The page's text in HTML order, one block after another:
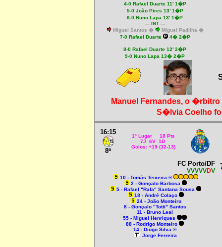
4-0 Rafael Duarte 11' 1�P
5-0 João Pires 13' 1�P
6-0 Nuno Lapa 13' 1�P
--- INT ---
Miguel Santos �
Miguel Padilha �
7-0 Rafael Duarte
4� 2�P
8-0 Rafael Duarte 12' 2�P
9-0 Nuno Lapa 13� 2�P
Manuel Fernandes, o
S�lvia Coelho
16:15
8ª
1º Lugar 18 Pts
7J 6V 1D
Golos: +19 (32-13)
FC Porto/DF
VVVVVDV
10- Tomás Teixeira ®
2 - Gonçalo Barbosa
5 - Rafael "Rafa" Santana Sousa
18 - André Colaço
24 - João Monteiro
8 - Gonçalo "Totti" Santos
11 - Bruno Leal
55 - Miguel Henriques
88 - Rodrigo Monteiro
14 - Diogo Silva ®
Jorge Ferreira